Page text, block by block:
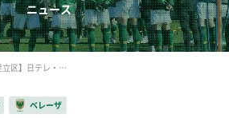
ニュース
【足立区】日テレ・ベレーザの田中選手＆中里選手＆隅田選手＆土光選手が足立区立鹿浜第一小学校を訪問しました
ベレーザ